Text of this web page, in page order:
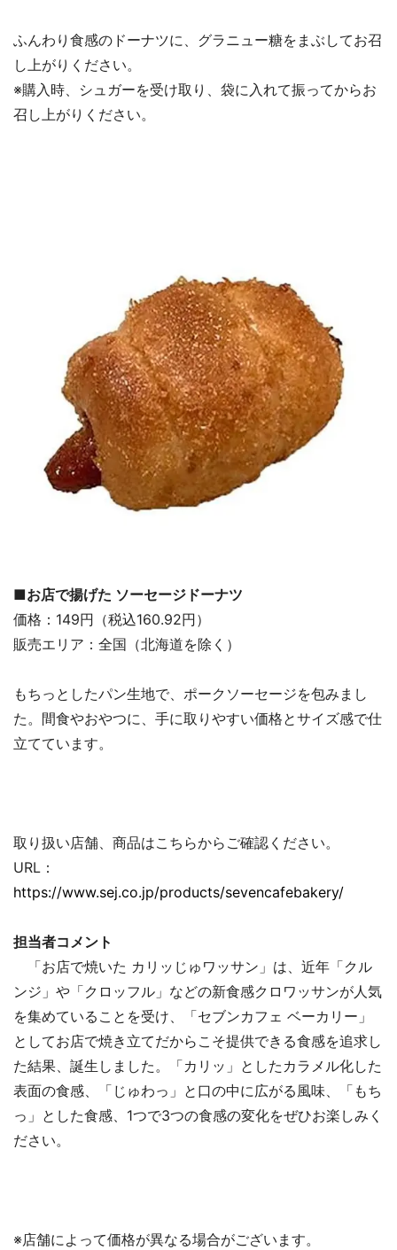
ふんわり食感のドーナツに、グラニュー糖をまぶしてお召
し上がりください。
※購入時、シュガーを受け取り、袋に入れて振ってからお
召し上がりください。
■お店で揚げた ソーセージドーナツ
価格：149円（税込160.92円）
販売エリア：全国（北海道を除く）
もちっとしたパン生地で、ポークソーセージを包みまし
た。間食やおやつに、手に取りやすい価格とサイズ感で仕
立てています。
取り扱い店舗、商品はこちらからご確認ください。
URL：
https://www.sej.co.jp/products/sevencafebakery/
担当者コメント
「お店で焼いた カリッじゅワッサン」は、近年「クル
ンジ」や「クロッフル」などの新食感クロワッサンが人気
を集めていることを受け、「セブンカフェ ベーカリー」
としてお店で焼き立てだからこそ提供できる食感を追求し
た結果、誕生しました。「カリッ」としたカラメル化した
表面の食感、「じゅわっ」と口の中に広がる風味、「もち
っ」とした食感、1つで3つの食感の変化をぜひお楽しみく
ださい。
※店舗によって価格が異なる場合がございます。